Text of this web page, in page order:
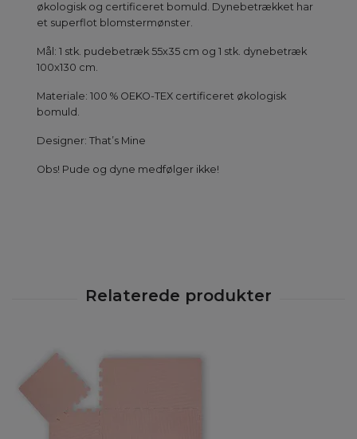
økologisk og certificeret bomuld. Dynebetrækket har
et superflot blomstermønster.
Mål: 1 stk. pudebetræk 55x35 cm og 1 stk. dynebetræk
100x130 cm.
Materiale: 100 % OEKO-TEX certificeret økologisk
bomuld.
Designer: That’s Mine
Obs! Pude og dyne medfølger ikke!